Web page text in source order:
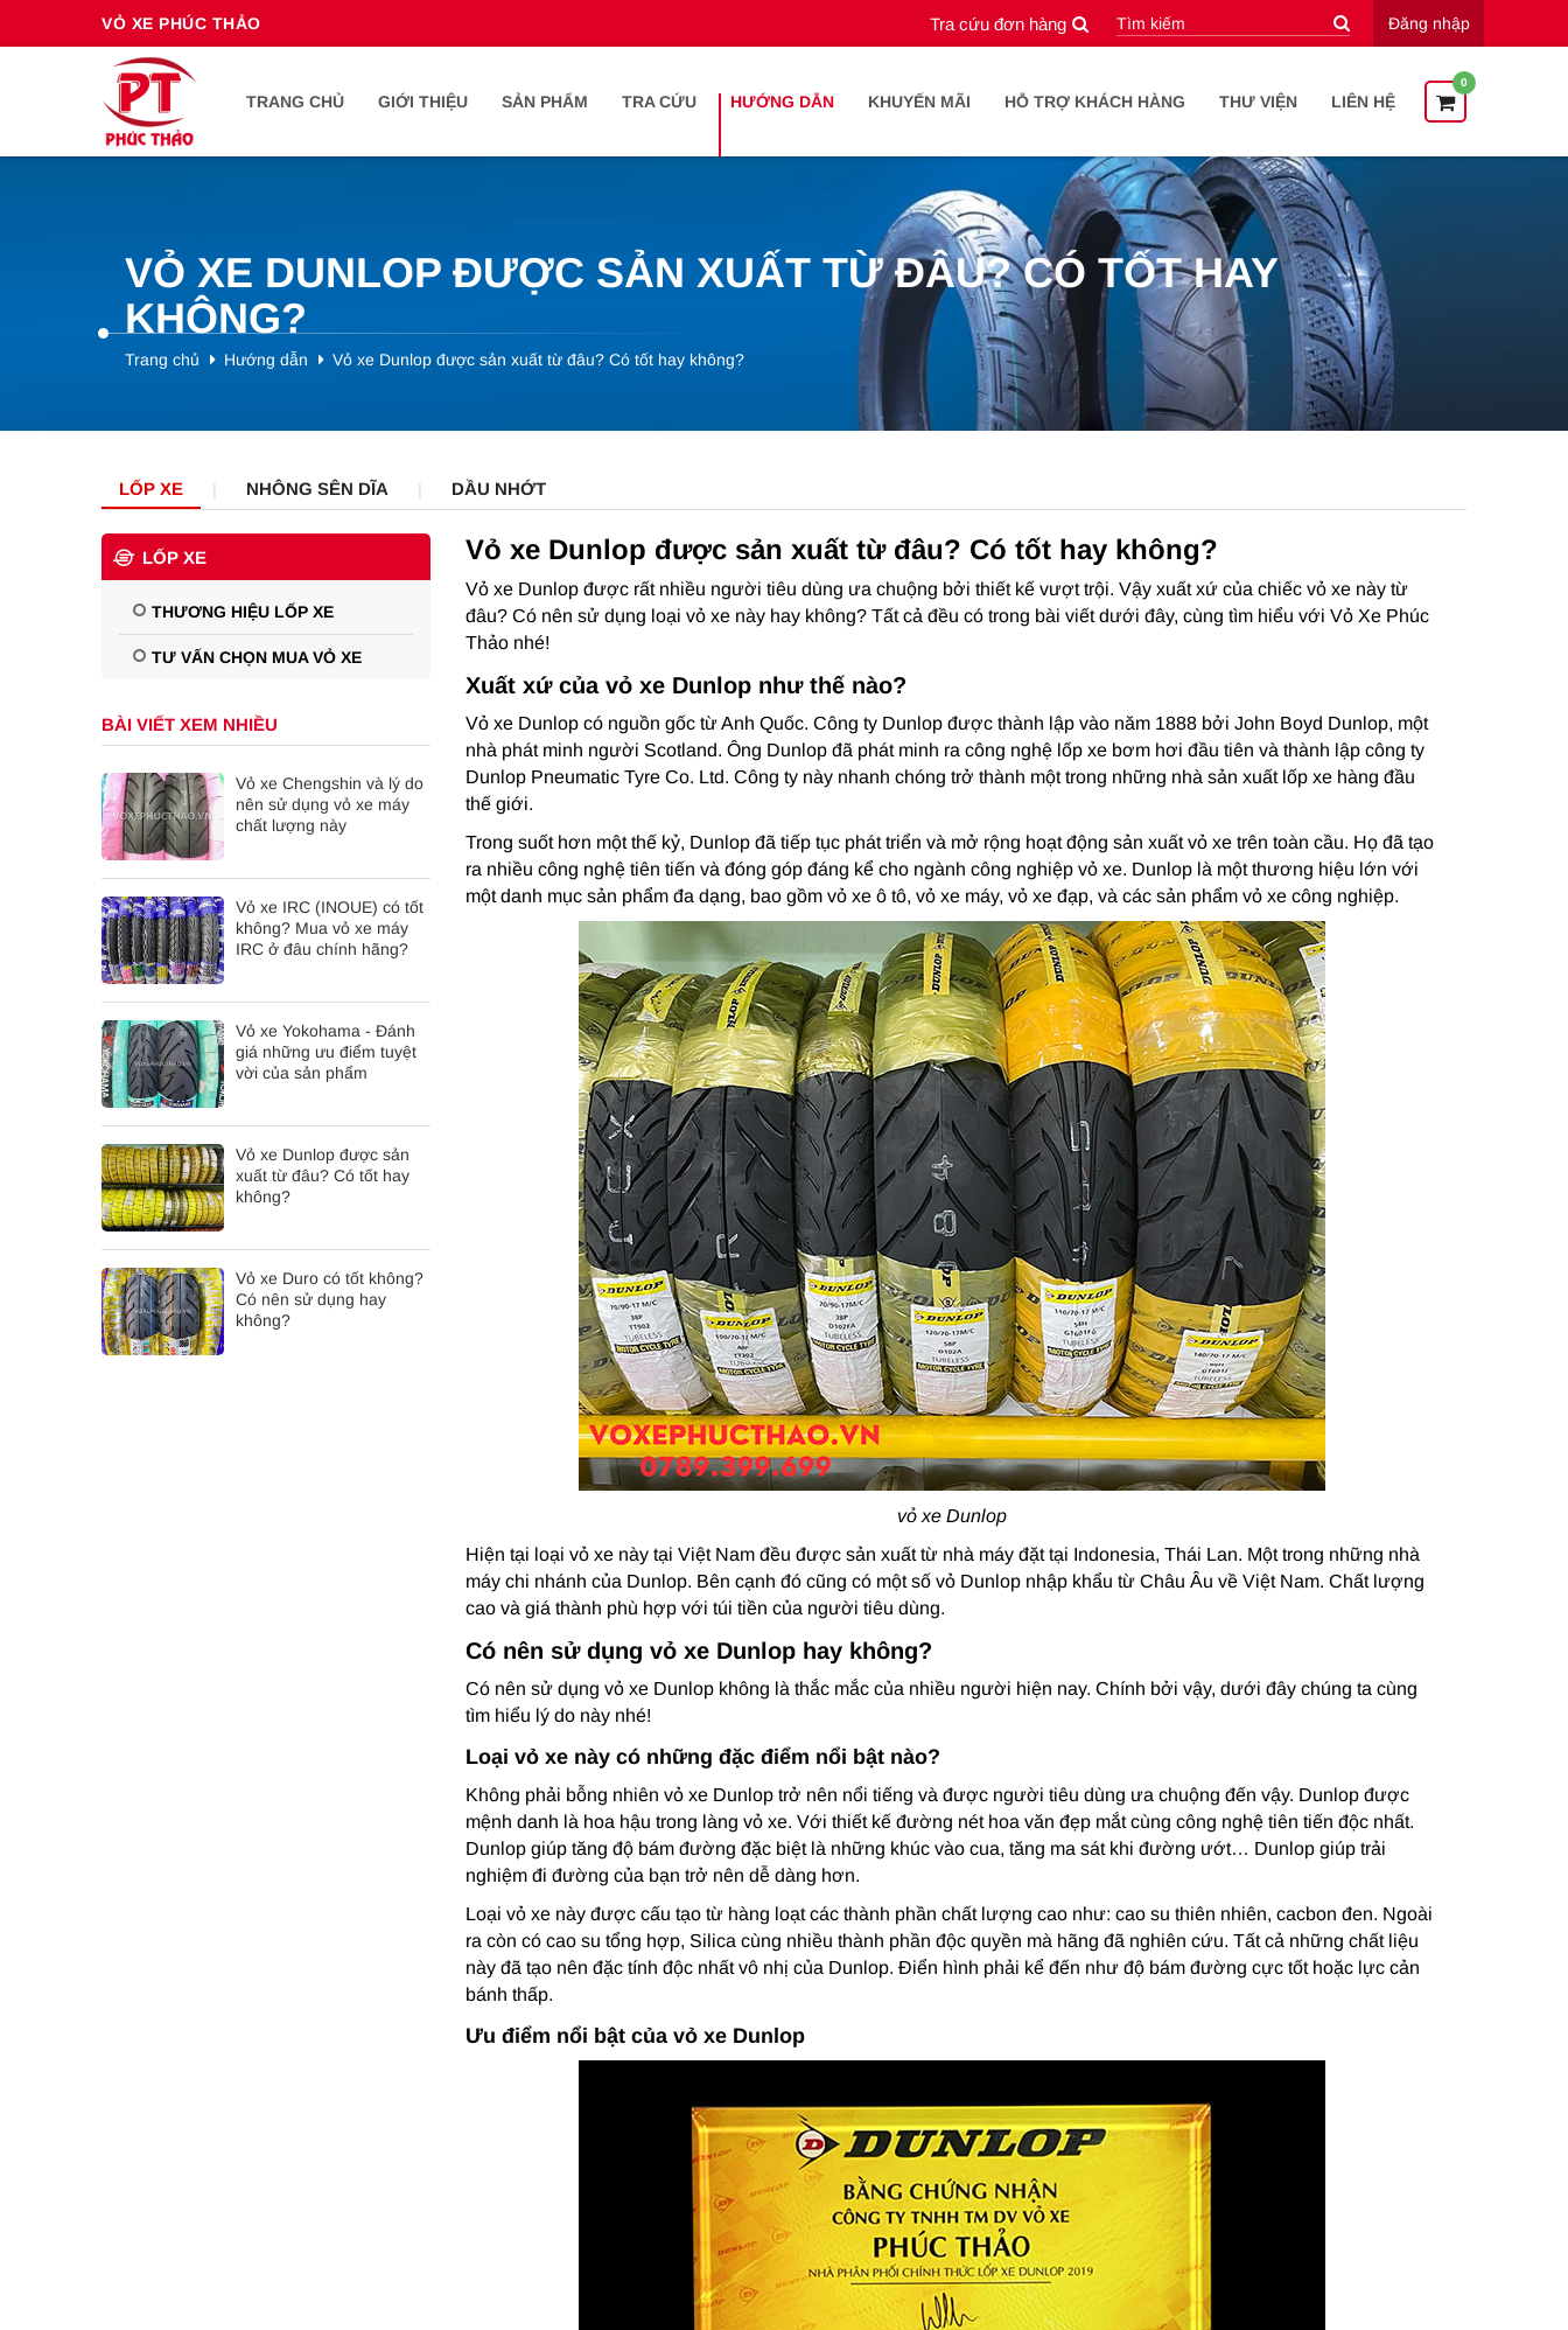
VỎ XE PHÚC THẢO Tra cứu đơn hàng Đăng nhập
TRANG CHỦ GIỚI THIỆU SẢN PHẨM TRA CỨU HƯỚNG DẪN KHUYẾN MÃI HỖ TRỢ KHÁCH HÀNG THƯ VIỆN LIÊN HỆ
0
VỎ XE DUNLOP ĐƯỢC SẢN XUẤT TỪ ĐÂU? CÓ TỐT HAY
KHÔNG?
Trang chủ Hướng dẫn Vỏ xe Dunlop được sản xuất từ đâu? Có tốt hay không?
LỐP XE NHÔNG SÊN DĨA DẦU NHỚT
Vỏ xe Dunlop được sản xuất từ đâu? Có tốt hay không?
Vỏ xe Dunlop được rất nhiều người tiêu dùng ưa chuộng bởi thiết kế vượt trội. Vậy xuất xứ của chiếc vỏ xe này từ
đâu? Có nên sử dụng loại vỏ xe này hay không? Tất cả đều có trong bài viết dưới đây, cùng tìm hiểu với Vỏ Xe Phúc
Thảo nhé!
Xuất xứ của vỏ xe Dunlop như thế nào?
Vỏ xe Dunlop có nguồn gốc từ Anh Quốc. Công ty Dunlop được thành lập vào năm 1888 bởi John Boyd Dunlop, một
nhà phát minh người Scotland. Ông Dunlop đã phát minh ra công nghệ lốp xe bơm hơi đầu tiên và thành lập công ty
Dunlop Pneumatic Tyre Co. Ltd. Công ty này nhanh chóng trở thành một trong những nhà sản xuất lốp xe hàng đầu
thế giới.
Trong suốt hơn một thế kỷ, Dunlop đã tiếp tục phát triển và mở rộng hoạt động sản xuất vỏ xe trên toàn cầu. Họ đã tạo
ra nhiều công nghệ tiên tiến và đóng góp đáng kể cho ngành công nghiệp vỏ xe. Dunlop là một thương hiệu lớn với
một danh mục sản phẩm đa dạng, bao gồm vỏ xe ô tô, vỏ xe máy, vỏ xe đạp, và các sản phẩm vỏ xe công nghiệp.
vỏ xe Dunlop
Hiện tại loại vỏ xe này tại Việt Nam đều được sản xuất từ nhà máy đặt tại Indonesia, Thái Lan. Một trong những nhà
máy chi nhánh của Dunlop. Bên cạnh đó cũng có một số vỏ Dunlop nhập khẩu từ Châu Âu về Việt Nam. Chất lượng
cao và giá thành phù hợp với túi tiền của người tiêu dùng.
Có nên sử dụng vỏ xe Dunlop hay không?
Có nên sử dụng vỏ xe Dunlop không là thắc mắc của nhiều người hiện nay. Chính bởi vậy, dưới đây chúng ta cùng
tìm hiểu lý do này nhé!
Loại vỏ xe này có những đặc điểm nổi bật nào?
Không phải bỗng nhiên vỏ xe Dunlop trở nên nổi tiếng và được người tiêu dùng ưa chuộng đến vậy. Dunlop được
mệnh danh là hoa hậu trong làng vỏ xe. Với thiết kế đường nét hoa văn đẹp mắt cùng công nghệ tiên tiến độc nhất.
Dunlop giúp tăng độ bám đường đặc biệt là những khúc vào cua, tăng ma sát khi đường ướt… Dunlop giúp trải
nghiệm đi đường của bạn trở nên dễ dàng hơn.
Loại vỏ xe này được cấu tạo từ hàng loạt các thành phần chất lượng cao như: cao su thiên nhiên, cacbon đen. Ngoài
ra còn có cao su tổng hợp, Silica cùng nhiều thành phần độc quyền mà hãng đã nghiên cứu. Tất cả những chất liệu
này đã tạo nên đặc tính độc nhất vô nhị của Dunlop. Điển hình phải kể đến như độ bám đường cực tốt hoặc lực cản
bánh thấp.
Ưu điểm nổi bật của vỏ xe Dunlop
LỐP XE
THƯƠNG HIỆU LỐP XE
TƯ VẤN CHỌN MUA VỎ XE
BÀI VIẾT XEM NHIỀU
Vỏ xe Chengshin và lý do
nên sử dụng vỏ xe máy
chất lượng này
Vỏ xe IRC (INOUE) có tốt
không? Mua vỏ xe máy
IRC ở đâu chính hãng?
Vỏ xe Yokohama - Đánh
giá những ưu điểm tuyệt
vời của sản phẩm
Vỏ xe Dunlop được sản
xuất từ đâu? Có tốt hay
không?
Vỏ xe Duro có tốt không?
Có nên sử dụng hay
không?